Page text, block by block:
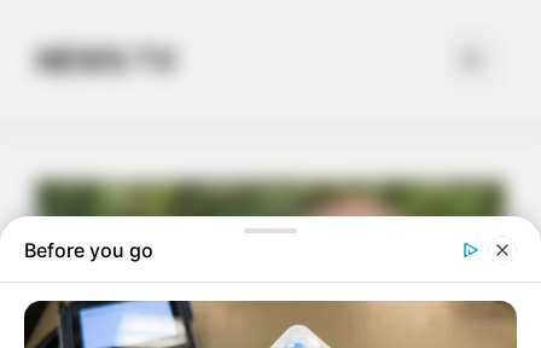
contentNEWS TV
Before you go